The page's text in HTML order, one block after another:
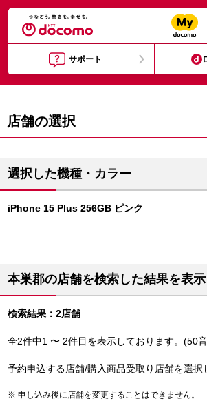
サポート
店舗の選択
選択した機種・カラー
iPhone 15 Plus 256GB ピンク
本巣郡の店舗を検索した結果を表
検索結果：2店舗
全2件中1 〜 2件目を表示しております。(50
予約申込する店舗/購入商品受取り店舗を選択
申し込み後に店舗を変更することはできません。